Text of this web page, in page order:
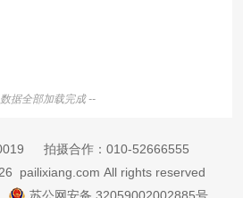
据全部加载完成 --
拍摄合作： 010-52666555
pailixiang.com All rights reserved
苏公网安备 32059002002885号